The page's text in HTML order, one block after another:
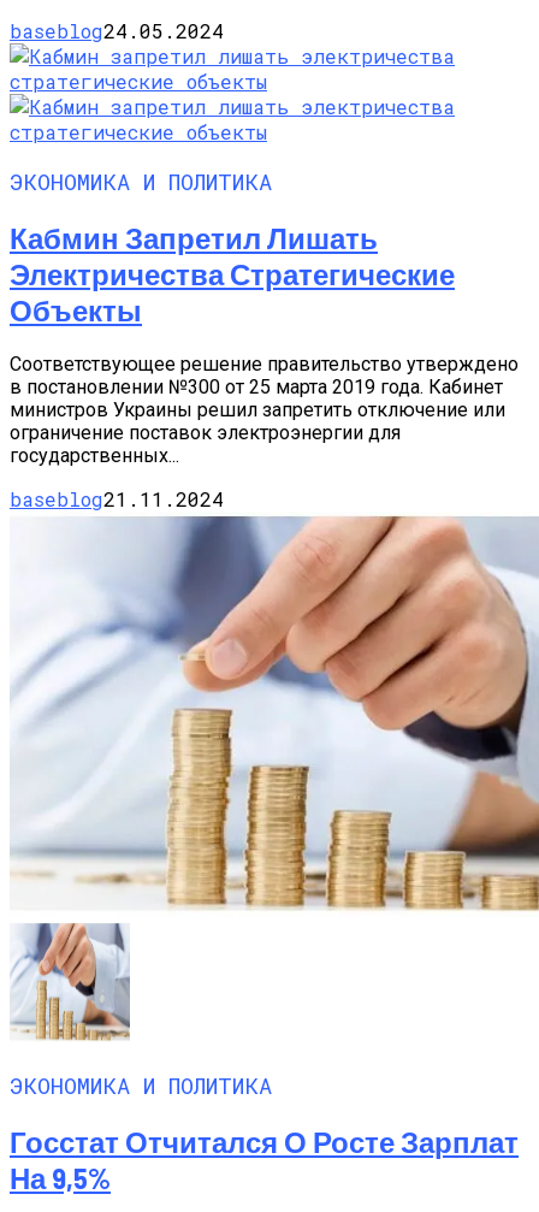
baseblog24.05.2024
ЭКОНОМИКА И ПОЛИТИКА
Кабмин Запретил Лишать
Электричества Стратегические
Объекты
Соответствующее решение правительство утверждено
в постановлении №300 от 25 марта 2019 года. Кабинет
министров Украины решил запретить отключение или
ограничение поставок электроэнергии для
государственных...
baseblog21.11.2024
ЭКОНОМИКА И ПОЛИТИКА
Госстат Отчитался О Росте Зарплат
На 9,5%